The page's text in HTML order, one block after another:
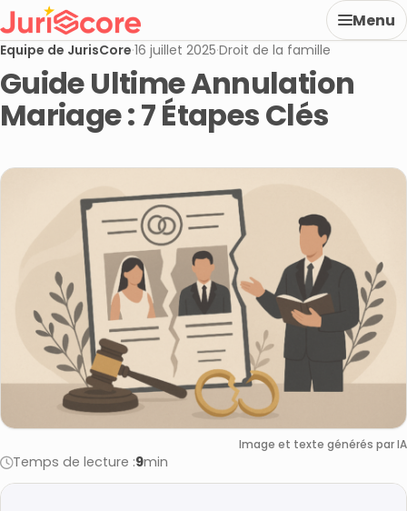
Menu
Equipe de JurisCore·16 juillet 2025·Droit de la famille
Guide Ultime Annulation
Mariage : 7 Étapes Clés
Image et texte générés par IA
Temps de lecture :9min